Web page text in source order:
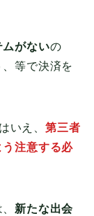
がないの
等で決済を
いえ、 第三者
注意する必
新たな出会